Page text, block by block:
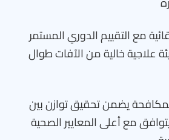
مع التقييم الدوري المستمر
علاجية خالية من الآفات طوال
يضمن تحقيق توازن بين
مع أعلى المعايير الصحية